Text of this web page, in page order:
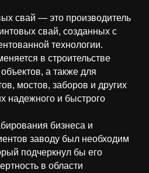
свай — это производитель
свай, созданных с
технологии.
в строительстве
а также для
мостов, заборов и других
надежного и быстрого
бизнеса и
заводу был необходим
подчеркнул бы его
в области